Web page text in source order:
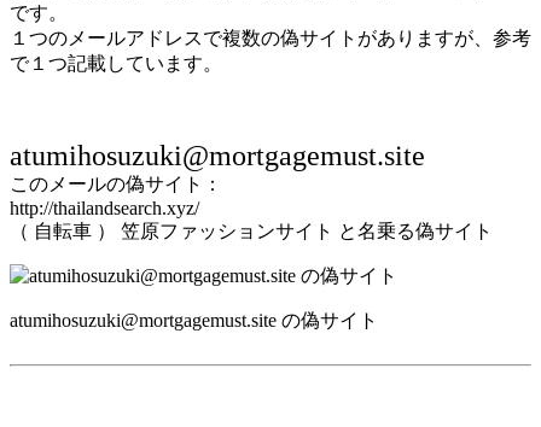
です。
１つのメールアドレスで複数の偽サイトがありますが、参考
で１つ記載しています。
atumihosuzuki@mortgagemust.site
このメールの偽サイト：
http://thailandsearch.xyz/
（ 自転車 ） 笠原ファッションサイト と名乗る偽サイト
atumihosuzuki@mortgagemust.site の偽サイト